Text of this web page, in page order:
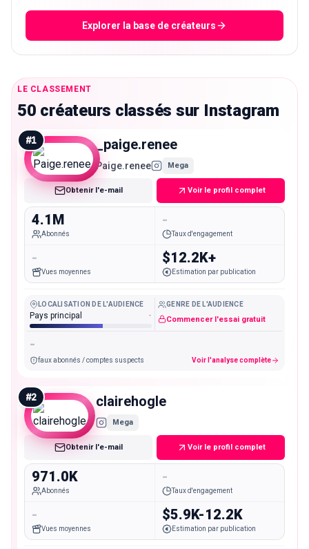
Explorer la base de créateurs
LE CLASSEMENT
50 créateurs classés sur Instagram
#1 _paige.renee
Paige.renee Mega
Obtenir l'e-mail Voir le profil complet
4.1M
Abonnés
-
Taux d'engagement
-
Vues moyennes
$12.2K+
Estimation par publication
LOCALISATION DE L'AUDIENCE
Pays principal -
GENRE DE L'AUDIENCE
Commencer l'essai gratuit
-
faux abonnés / comptes suspects Voir l'analyse complète
#2 clairehogle
Mega
Obtenir l'e-mail Voir le profil complet
971.0K
Abonnés
-
Taux d'engagement
-
Vues moyennes
$5.9K-12.2K
Estimation par publication